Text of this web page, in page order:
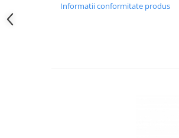
Hartie copiator
Informatii conformitate produs